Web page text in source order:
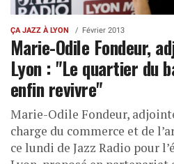
ÇA JAZZ À LYON Février 2013
Marie-Odile Fondeur,
Lyon : "Le quartier du
enfin revivre"
Marie-Odile Fondeur,
charge du commerce et de
ce lundi de Jazz Radio pour